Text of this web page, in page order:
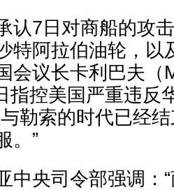
7日对商船的攻击
特阿拉伯油轮，以
会议长卡利巴夫（
指控美国严重违反
勒索的时代已经
。”
央司令部强调：“